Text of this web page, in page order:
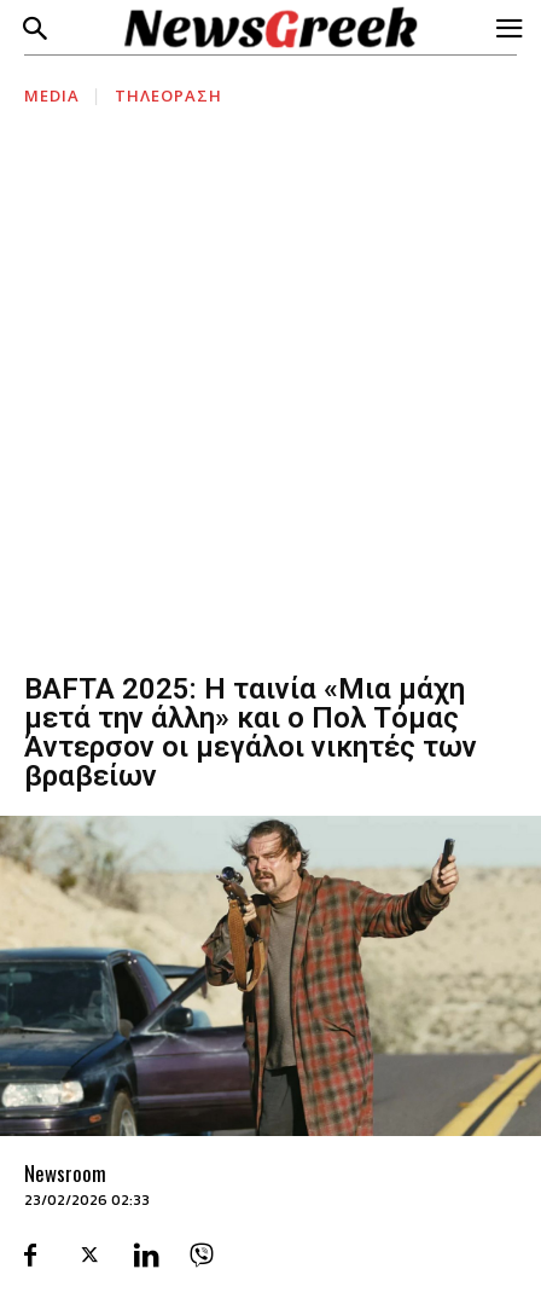
MEDIA ΤΗΛΕΟΡΑΣΗ
BAFTA 2025: Η ταινία «Μια μάχη
μετά την άλλη» και ο Πολ Τόμας
Άντερσον οι μεγάλοι νικητές των
βραβείων
Newsroom
23/02/2026 02:33